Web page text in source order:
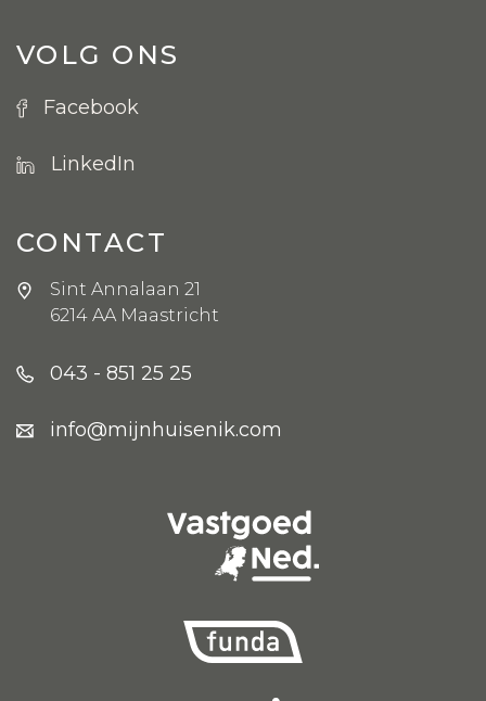
VOLG ONS
Facebook
LinkedIn
CONTACT
Sint Annalaan 21
6214 AA Maastricht
043 - 851 25 25
info@mijnhuisenik.com